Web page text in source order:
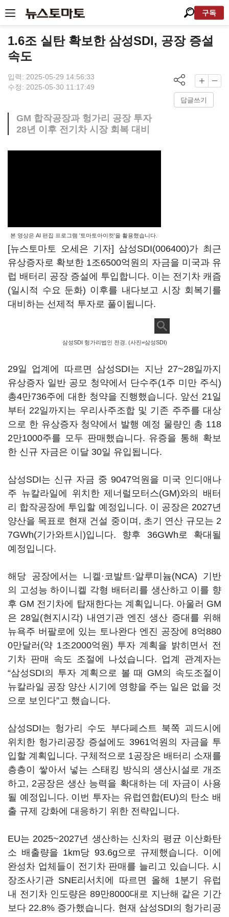
구독
1.6조 실탄 확보한 삼성SDI, 공장 증설
속도
입력: 2025-05-29 14:56:33
수정: 2025-05-30 11:17:49
답글쓰기
GM 합작공장과 헝가리 공장 투자
28년 이후 전기차 시장 회복 대비
본 영상은 AI 편집 프로그램 '토마토아이컷'을 활용했습니다.
[뉴스토마토 오세은 기자] 삼성SDI(006400)가 최근
유상증자로 확보한 1조6500억원의 자금을 미국과 유
럽 배터리 공장 증설에 투입합니다. 이는 전기차 캐즘
(일시적 수요 둔화) 이후를 내다보고 시장 회복기를
대비하는 선제적 투자로 풀이됩니다.
삼성SDI 헝가리법인 전경. (사진=삼성SDI)
29일 업계에 따르면 삼성SDI는 지난 27~28일까지
유상증자 일반 공모 청약에서 단수주(1주 미만 주식)
총4만736주에 대한 청약을 진행했습니다. 앞선 21일
부터 22일까지는 우리사주조합 및 기존 주주를 대상
으로 한 유상증자 청약에서 발행 예정 물량인 총 118
2만1000주를 모두 판매했습니다. 유증을 통해 확보
한 신규 자금은 이달 30일 유입됩니다.
삼성SDI는 신규 자금 중 9047억원을 미국 인디애나
주 뉴칼라일에 위치한 제너럴모터스(GM)와의 배터
리 합작공장에 투입할 예정입니다. 이 공장은 2027년
양산을 목표로 현재 건설 중이며, 초기 연산 규모는 2
7GWh(기가와트시)입니다. 향후 36GWh로 확대될
예정입니다.
해당 공장에서는 니켈·코발트·알루미늄(NCA) 기반
의 고성능 하이니켈 각형 배터리를 생산하고 이를 향
후 GM 전기차에 탑재한다는 계획입니다. 아울러 GM
은 28일(현지시각) 내연기관 엔진 생산 증대를 위해
뉴욕주 버팔로에 있는 토나완다 엔진 공장에 8억880
0만달러(약 1조2000억원) 투자 계획을 밝히면서 전
기차 판매 속도 조절에 나섰습니다. 업계 관계자는
“삼성SDI의 투자 계획으로 볼 때 GM의 속도조절이
뉴칼라일 공장 양산 시기에 영향을 주는 일은 없을 것
으로 보인다”고 했습니다.
삼성SDI는 헝가리 수도 부다페스트 북쪽 괴드시에
위치한 헝가리공장 증설에도 3961억원의 자금을 투
입할 계획입니다. 구체적으로 1공장은 배터리 소재를
층층이 쌓아서 넣는 스태킹 방식의 생산시설로 개조
하고, 2공장은 생산 능력을 확대하는 데 자금이 사용
될 예정입니다. 이번 투자는 유럽연합(EU)의 탄소 배
출 규제 강화에 대응하기 위한 전략입니다.
EU는 2025~2027년 생산하는 신차의 평균 이산화탄
소 배출량을 1km당 93.6g으로 규제했습니다. 이에
완성차 업체들이 전기차 판매를 늘리고 있습니다. 시
장조사기관 SNE리서치에 따르면 올해 1분기 유럽
내 전기차 인도량은 89만8000대로 지난해 같은 기간
보다 22.8% 증가했습니다. 현재 삼성SDI의 헝가리공